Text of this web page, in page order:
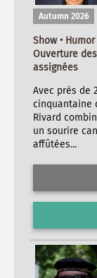
Autumn 2026
Show • Humor
Ouverture
assignées
Avec près de
cinquantaine
Rivard
un sourire
affûtées...